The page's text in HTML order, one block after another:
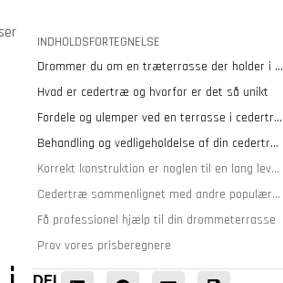
INDHOLDSFORTEGNELSE
Drømmer du om en træterrasse der holder i årtier?
Hvad er cedertræ og hvorfor er det så unikt
Fordele og ulemper ved en terrasse i cedertræ
Behandling og vedligeholdelse af din cedertræ terrasse
Korrekt konstruktion er nøglen til en lang levetid
Cedertræ sammenlignet med andre populære materialer
Få professionel hjælp til din drømmeterrasse
Prøv vores prisberegnere